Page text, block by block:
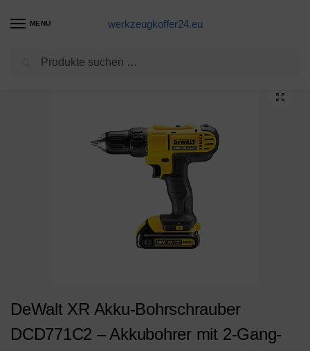
MENU werkzeugkoffer24.eu
Akkubohrschrauber Produkte
DeWalt XR Akku-Bohrschrauber
DCD771C2 – Akkubohrer mit 2-Gang-